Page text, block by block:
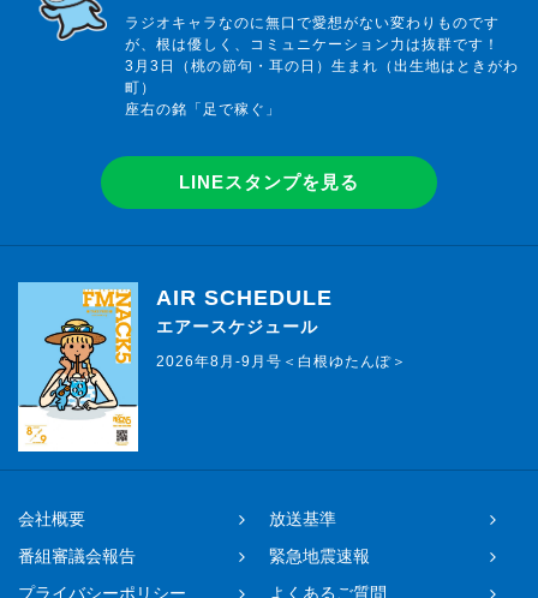
ラジオキャラなのに無口で愛想がない変わりものです
が、根は優しく、コミュニケーション力は抜群です！
3月3日（桃の節句・耳の日）生まれ（出生地はときがわ
町）
座右の銘「足で稼ぐ」
LINEスタンプを見る
AIR SCHEDULE
エアースケジュール
2026年8月-9月号＜白根ゆたんぽ＞
会社概要
放送基準
番組審議会報告
緊急地震速報
プライバシーポリシー
よくあるご質問